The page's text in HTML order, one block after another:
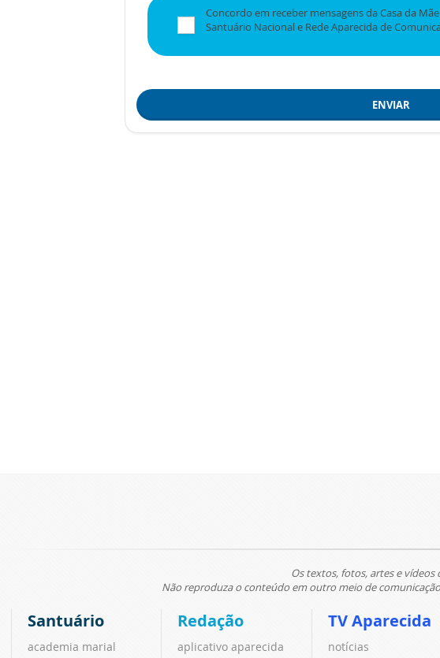
Concordo em receber mensagens da Casa da
Santuário Nacional e Rede Aparecida de
ENVIAR
Os textos, fotos, artes e
Não reproduza o conteúdo em outro meio de
Santuário
academia marial
Redação
aplicativo aparecida
TV Aparecida
notícias